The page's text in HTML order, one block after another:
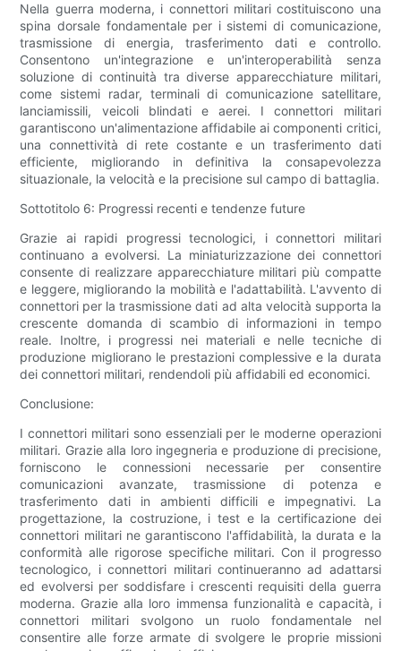
Nella guerra moderna, i connettori militari costituiscono una
spina dorsale fondamentale per i sistemi di comunicazione,
trasmissione di energia, trasferimento dati e controllo.
Consentono un'integrazione e un'interoperabilità senza
soluzione di continuità tra diverse apparecchiature militari,
come sistemi radar, terminali di comunicazione satellitare,
lanciamissili, veicoli blindati e aerei. I connettori militari
garantiscono un'alimentazione affidabile ai componenti critici,
una connettività di rete costante e un trasferimento dati
efficiente, migliorando in definitiva la consapevolezza
situazionale, la velocità e la precisione sul campo di battaglia.
Sottotitolo 6: Progressi recenti e tendenze future
Grazie ai rapidi progressi tecnologici, i connettori militari
continuano a evolversi. La miniaturizzazione dei connettori
consente di realizzare apparecchiature militari più compatte
e leggere, migliorando la mobilità e l'adattabilità. L'avvento di
connettori per la trasmissione dati ad alta velocità supporta la
crescente domanda di scambio di informazioni in tempo
reale. Inoltre, i progressi nei materiali e nelle tecniche di
produzione migliorano le prestazioni complessive e la durata
dei connettori militari, rendendoli più affidabili ed economici.
Conclusione:
I connettori militari sono essenziali per le moderne operazioni
militari. Grazie alla loro ingegneria e produzione di precisione,
forniscono le connessioni necessarie per consentire
comunicazioni avanzate, trasmissione di potenza e
trasferimento dati in ambienti difficili e impegnativi. La
progettazione, la costruzione, i test e la certificazione dei
connettori militari ne garantiscono l'affidabilità, la durata e la
conformità alle rigorose specifiche militari. Con il progresso
tecnologico, i connettori militari continueranno ad adattarsi
ed evolversi per soddisfare i crescenti requisiti della guerra
moderna. Grazie alla loro immensa funzionalità e capacità, i
connettori militari svolgono un ruolo fondamentale nel
consentire alle forze armate di svolgere le proprie missioni